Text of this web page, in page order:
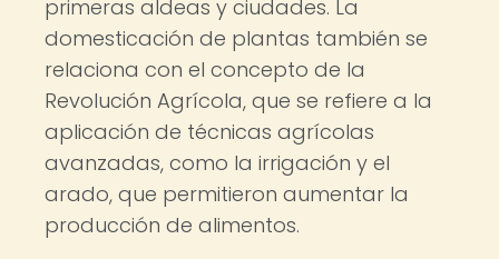
primeras aldeas y ciudades. La
domesticación de plantas también se
relaciona con el concepto de la
Revolución Agrícola, que se refiere a la
aplicación de técnicas agrícolas
avanzadas, como la irrigación y el
arado, que permitieron aumentar la
producción de alimentos.